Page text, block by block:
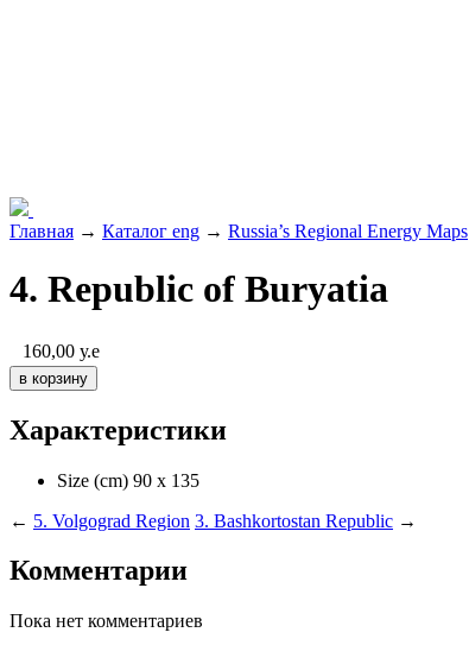
Главная → Каталог eng → Russia’s Regional Energy Maps
4. Republic of Buryatia
160,00 у.е
Характеристики
Size (cm) 90 х 135
← 5. Volgograd Region 3. Bashkortostan Republic →
Комментарии
Пока нет комментариев